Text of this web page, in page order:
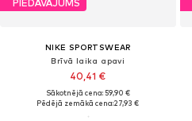
PIEDĀVĀJUMS
NIKE SPORTSWEAR
Brīvā laika apavi
40,41 €
Sākotnējā cena: 59,90 €
Pēdējā zemākā cena:27,93 €